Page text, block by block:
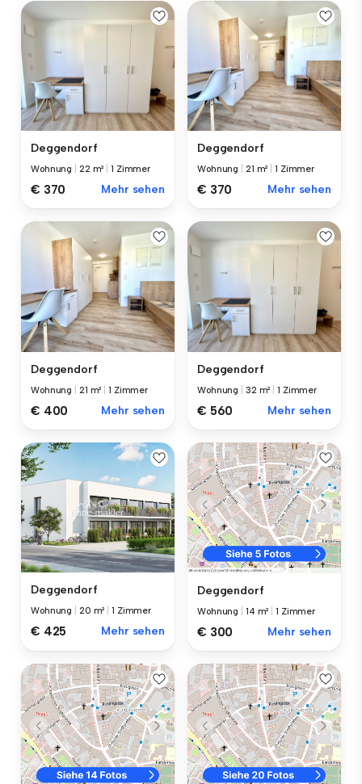
Deggendorf
Wohnung 22 m² |1 Zimmer
€ 370 Mehr sehen
Deggendorf
Wohnung 21 m² |1 Zimmer
€ 370 Mehr sehen
Deggendorf
Wohnung 21 m² |1 Zimmer
€ 400 Mehr sehen
Deggendorf
Wohnung 32 m² |1 Zimmer
€ 560 Mehr sehen
Deggendorf
Wohnung 20 m² |1 Zimmer
€ 425 Mehr sehen
Deggendorf
Wohnung 14 m² |1 Zimmer
€ 300 Mehr sehen